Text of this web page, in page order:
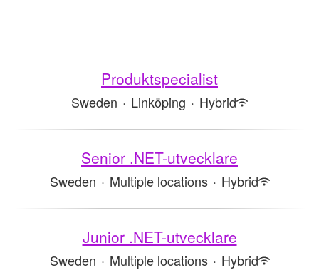
Produktspecialist
Sweden · Linköping · Hybrid
Senior .NET-utvecklare
Sweden · Multiple locations · Hybrid
Junior .NET-utvecklare
Sweden · Multiple locations · Hybrid